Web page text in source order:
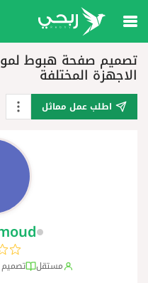
تصميم صفحة هبوط
الاجهزة المختلفة
اطلب عمل مماثل
مستقل